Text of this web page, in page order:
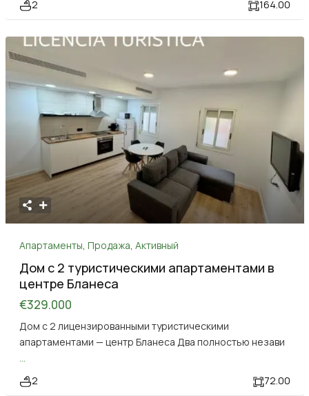
2 164.00
Апартаменты Продажа Активный
Дом с 2 туристическими апартаментами в
центре Бланеса
€329.000
Дом с 2 лицензированными туристическими
апартаментами — центр Бланеса Два полностью незави
2
72.00